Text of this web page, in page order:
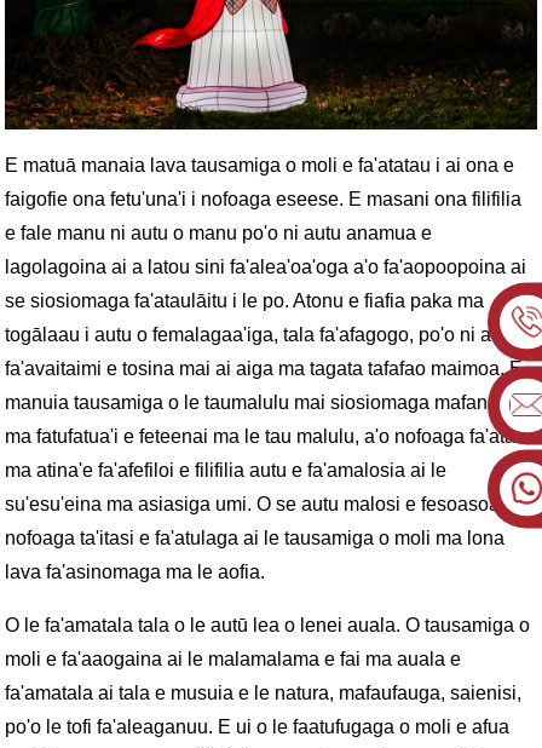
E matuā manaia lava tausamiga o moli e fa'atatau i ai ona e
faigofie ona fetu'una'i i nofoaga eseese. E masani ona filifilia
e fale manu ni autu o manu po'o ni autu anamua e
lagolagoina ai a latou sini fa'alea'oa'oga a'o fa'aopoopoina ai
se siosiomaga fa'ataulāitu i le po. Atonu e fiafia paka ma
togālaau i autu o femalagaa'iga, tala fa'afagogo, po'o ni autu
fa'avaitaimi e tosina mai ai aiga ma tagata tafafao maimoa. E
manuia tausamiga o le taumalulu mai siosiomaga mafanafana
ma fatufatua'i e feteenai ma le tau malulu, a'o nofoaga fa'atau
ma atina'e fa'afefiloi e filifilia autu e fa'amalosia ai le
su'esu'eina ma asiasiga umi. O se autu malosi e fesoasoani i
nofoaga ta'itasi e fa'atulaga ai le tausamiga o moli ma lona
lava fa'asinomaga ma le aofia.
O le fa'amatala tala o le autū lea o lenei auala. O tausamiga o
moli e fa'aaogaina ai le malamalama e fai ma auala e
fa'amatala ai tala e musuia e le natura, mafaufauga, saienisi,
po'o le tofi fa'aleaganuu. E ui o le faatufugaga o moli e afua